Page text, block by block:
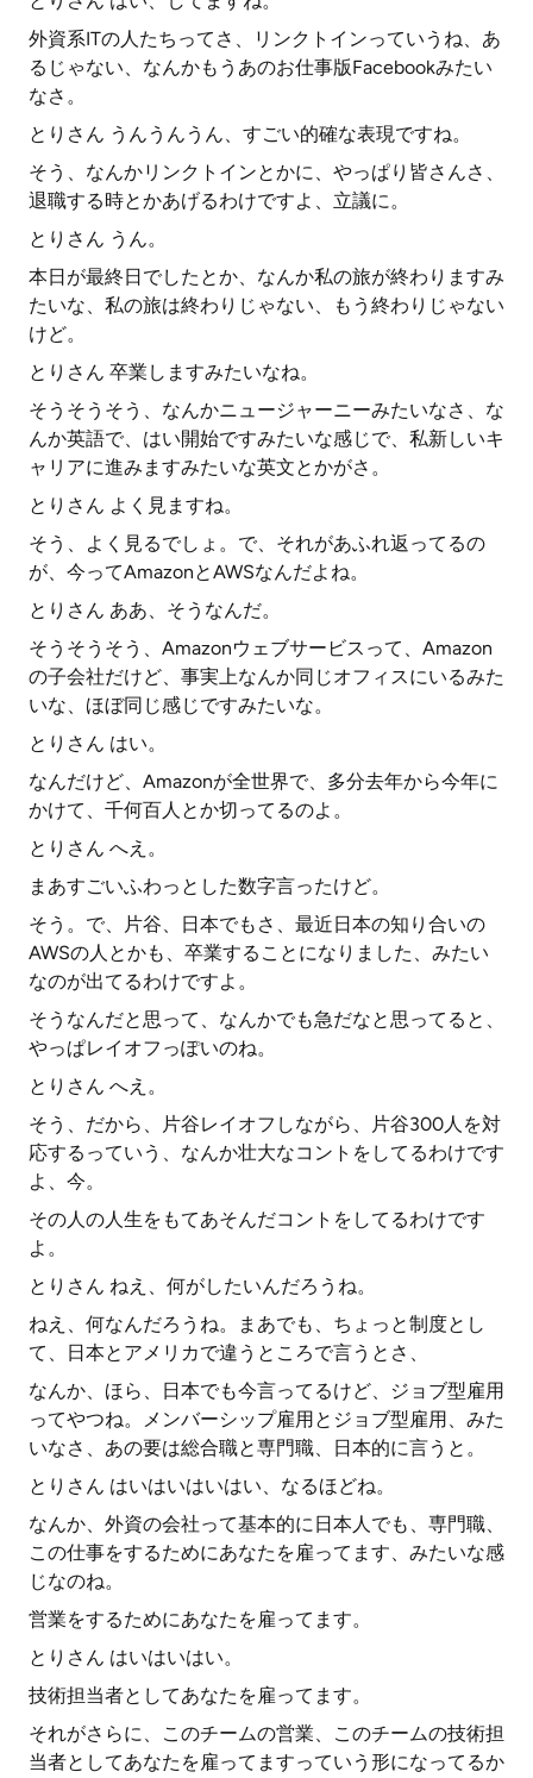
外資系ITの人たちってさ、リンクトインっていうね、あ
るじゃない、なんかもうあのお仕事版Facebookみたい
なさ。
とりさん うんうんうん、すごい的確な表現ですね。
そう、なんかリンクトインとかに、やっぱり皆さんさ、
退職する時とかあげるわけですよ、立議に。
とりさん うん。
本日が最終日でしたとか、なんか私の旅が終わりますみ
たいな、私の旅は終わりじゃない、もう終わりじゃない
けど。
とりさん 卒業しますみたいなね。
そうそうそう、なんかニュージャーニーみたいなさ、な
んか英語で、はい開始ですみたいな感じで、私新しいキ
ャリアに進みますみたいな英文とかがさ。
とりさん よく見ますね。
そう、よく見るでしょ。で、それがあふれ返ってるの
が、今ってAmazonとAWSなんだよね。
とりさん ああ、そうなんだ。
そうそうそう、Amazonウェブサービスって、Amazon
の子会社だけど、事実上なんか同じオフィスにいるみた
いな、ほぼ同じ感じですみたいな。
とりさん はい。
なんだけど、Amazonが全世界で、多分去年から今年に
かけて、千何百人とか切ってるのよ。
とりさん へえ。
まあすごいふわっとした数字言ったけど。
そう。で、片谷、日本でもさ、最近日本の知り合いの
AWSの人とかも、卒業することになりました、みたい
なのが出てるわけですよ。
そうなんだと思って、なんかでも急だなと思ってると、
やっぱレイオフっぽいのね。
とりさん へえ。
そう、だから、片谷レイオフしながら、片谷300人を対
応するっていう、なんか壮大なコントをしてるわけです
よ、今。
その人の人生をもてあそんだコントをしてるわけです
よ。
とりさん ねえ、何がしたいんだろうね。
ねえ、何なんだろうね。まあでも、ちょっと制度とし
て、日本とアメリカで違うところで言うとさ、
なんか、ほら、日本でも今言ってるけど、ジョブ型雇用
ってやつね。メンバーシップ雇用とジョブ型雇用、みた
いなさ、あの要は総合職と専門職、日本的に言うと。
とりさん はいはいはいはい、なるほどね。
なんか、外資の会社って基本的に日本人でも、専門職、
この仕事をするためにあなたを雇ってます、みたいな感
じなのね。
営業をするためにあなたを雇ってます。
とりさん はいはいはい。
技術担当者としてあなたを雇ってます。
それがさらに、このチームの営業、このチームの技術担
当者としてあなたを雇ってますっていう形になってるか